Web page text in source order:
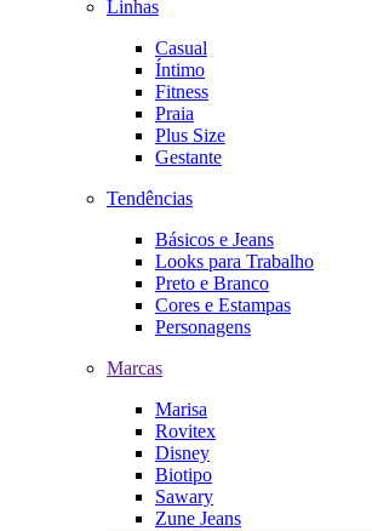
Linhas
Casual
Íntimo
Fitness
Praia
Plus Size
Gestante
Tendências
Básicos e Jeans
Looks para Trabalho
Preto e Branco
Cores e Estampas
Personagens
Marcas
Marisa
Rovitex
Disney
Biotipo
Sawary
Zune Jeans